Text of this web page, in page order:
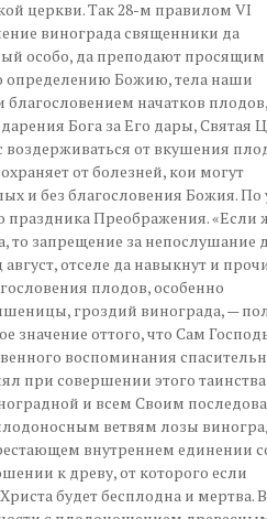
церкви. Так 28-м правилом VI
винограда священники да
особо, да преподают просящим
определению Божию, тела наши
начатков плодов,
Бога за Его дары, Святая
воздерживаться от вкушения
от болезней, кои могут
и без благословения Божия. По
праздника Преображения. «Если
то запрещение за непослушание
отселе да навыкнут и
плодов, особенно
гроздий винограда, —
значение оттого, что Сам
воспоминания
при совершении этого таинства
и всем Своим
ветвям лозы
внутреннем единении
к древу, от которого если
будет бесплодна и мертва. В